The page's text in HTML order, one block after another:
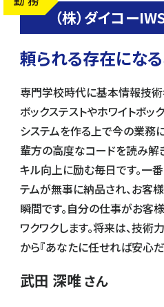
（株）ダイコー
頼られる存在にな
専門学校時代に基本情報技術
ボックステストやホワイトボ
システムを作る上で今の業務
輩方の高度なコードを読み解
キル向上に励む毎日です。一
テムが無事に納品され、お客
瞬間です。自分の仕事がお客
ワクワクします。将来は、技
から『あなたに任せれば安心
武田 深唯さん